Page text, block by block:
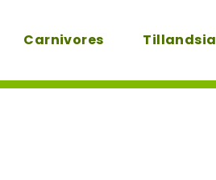
Carnivores Tillandsia